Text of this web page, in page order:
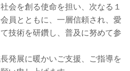
会を創る使命を担い、次なる１
員とともに、一層信頼され、愛
技術を研鑽し、普及に努めて参
発展に暖かいご支援、ご指導を